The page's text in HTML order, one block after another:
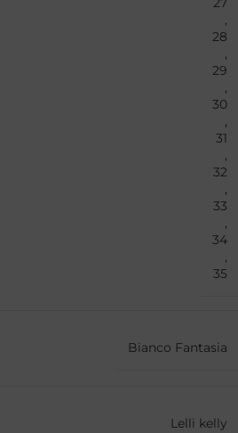
,
28
,
29
,
30
,
31
,
32
,
33
,
34
,
35
Bianco Fantasia
Lelli kelly